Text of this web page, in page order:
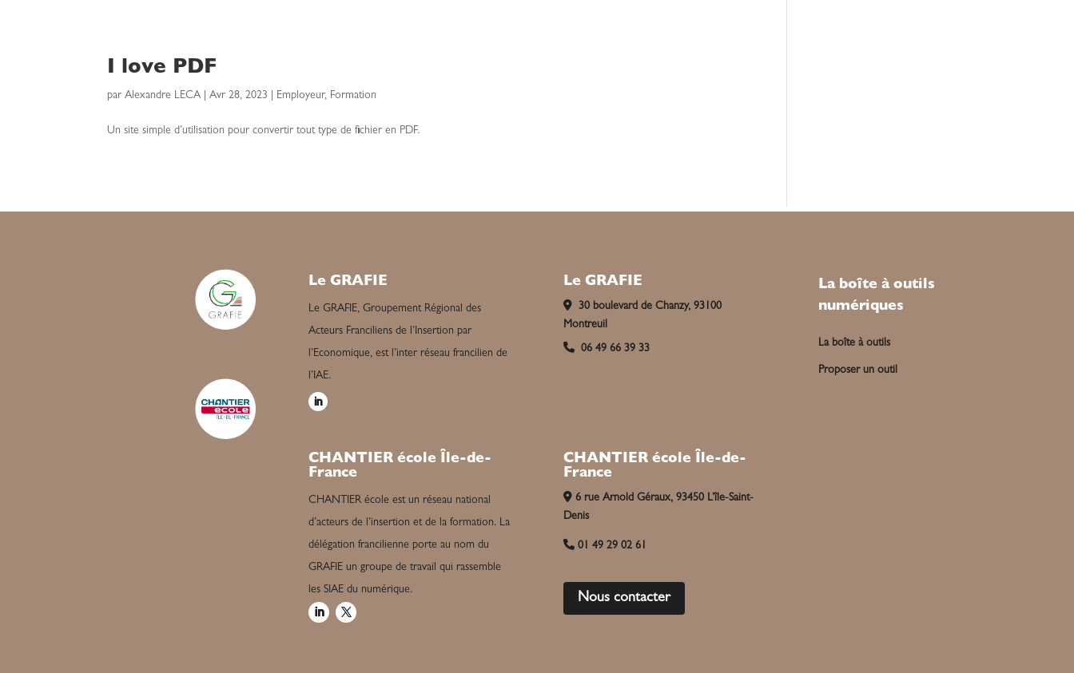
I love PDF
parAlexandre LECA |Avr 28, 2023 Employeur, Formation
Un site simple d’utilisation pour convertir tout type de fichier en PDF.
Le GRAFIE
Le GRAFIE, Groupement Régional des
Acteurs Franciliens de l’Insertion par
l’Economique, est l’inter réseau francilien de
l’IAE.
CHANTIER école Île-de-
France
CHANTIER école est un réseau national
d’acteurs de l’insertion et de la formation. La
délégation francilienne porte au nom du
GRAFIE un groupe de travail qui rassemble
les SIAE du numérique.
Le GRAFIE
30 boulevard de Chanzy, 93100
Montreuil
06 49 66 39 33
CHANTIER école Île-de-
France
6 rue Arnold Géraux, 93450 L’île-Saint-
Denis
01 49 29 02 61
Nous contacter
La boîte à outils
numériques
La boîte à outils
Proposer un outil